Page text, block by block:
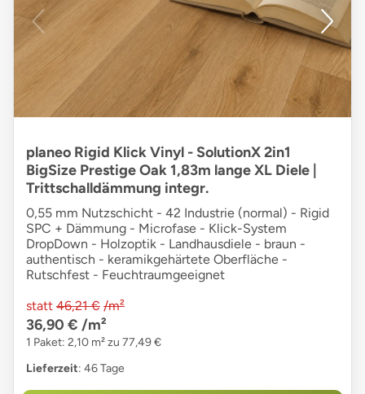
planeo Rigid Klick Vinyl - SolutionX 2in1
BigSize Prestige Oak 1,83m lange XL Diele |
Trittschalldämmung integr.
0,55 mm Nutzschicht - 42 Industrie (normal) - Rigid
SPC + Dämmung - Microfase - Klick-System
DropDown - Holzoptik - Landhausdiele - braun -
authentisch - keramikgehärtete Oberfläche -
Rutschfest - Feuchtraumgeeignet
statt 46,21 € /m²
36,90 € /m²
1 Paket: 2,10 m² zu 77,49 €
Lieferzeit: 46 Tage